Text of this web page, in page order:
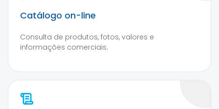
Catálogo on-line
Consulta de produtos, fotos, valores e
informações comerciais.